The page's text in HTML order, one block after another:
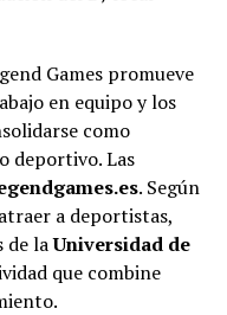
Games promueve
en equipo y los
como
deportivo. Las
. Según
a deportistas,
de laUniversidad de
que combine